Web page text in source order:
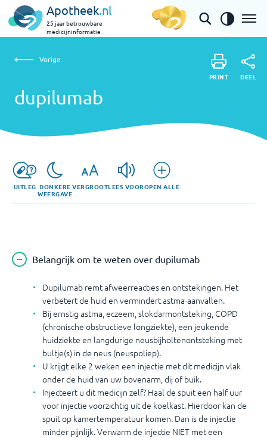
Apotheek.nl
25 jaar betrouwbare
medicijninformatie
dupilumab
Vorige
dupilumab
PRINT DEEL
UITLEG DONKERE
WEERGAVE
VERGROOTLEES VOOROPEN ALLE
Belangrijk om te weten over dupilumab
Dupilumab remt afweerreacties en ontstekingen. Het
verbetert de huid en vermindert astma-aanvallen.
Bij ernstig astma, eczeem, slokdarmontsteking, COPD
(chronische obstructieve longziekte), een jeukende
huidziekte en langdurige neusbijholtenontsteking met
bultje(s) in de neus (neuspoliep).
U krijgt elke 2 weken een injectie met dit medicijn vlak
onder de huid van uw bovenarm, dij of buik.
Injecteert u dit medicijn zelf? Haal de spuit een half uur
voor injectie voorzichtig uit de koelkast. Hierdoor kan de
spuit op kamertemperatuur komen. Dan is de injectie
minder pijnlijk. Verwarm de injectie NIET met een